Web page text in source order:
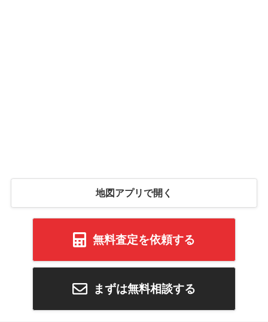
地図アプリで開く
無料査定を依頼する
まずは無料相談する